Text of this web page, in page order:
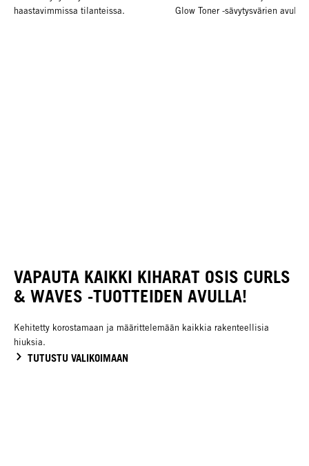
haastavimmissa tilanteissa.
Glow Toner -sävytysvärien avulla.
VAPAUTA KAIKKI KIHARAT OSIS CURLS
& WAVES -TUOTTEIDEN AVULLA!
Kehitetty korostamaan ja määrittelemään kaikkia rakenteellisia
hiuksia.
TUTUSTU VALIKOIMAAN